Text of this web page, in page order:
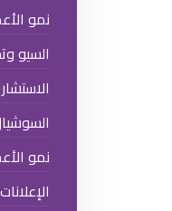
نمو
السيو
نمو